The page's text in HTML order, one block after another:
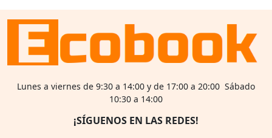
Lunes a viernes de 9:30 a 14:00 y de 17:00 a 20:00 Sábado
10:30 a 14:00
¡SÍGUENOS EN LAS REDES!